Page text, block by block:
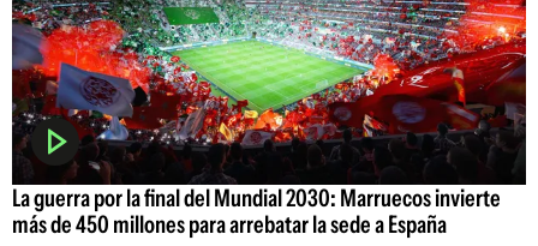
La guerra por la final del Mundial 2030: Marruecos invierte
más de 450 millones para arrebatar la sede a España